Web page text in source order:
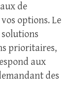
de
options. Le
prioritaires,
aux
des